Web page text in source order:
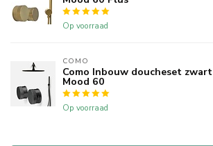
Op voorraad
COMO
Como Inbouw doucheset zwart
Mood 60
Op voorraad